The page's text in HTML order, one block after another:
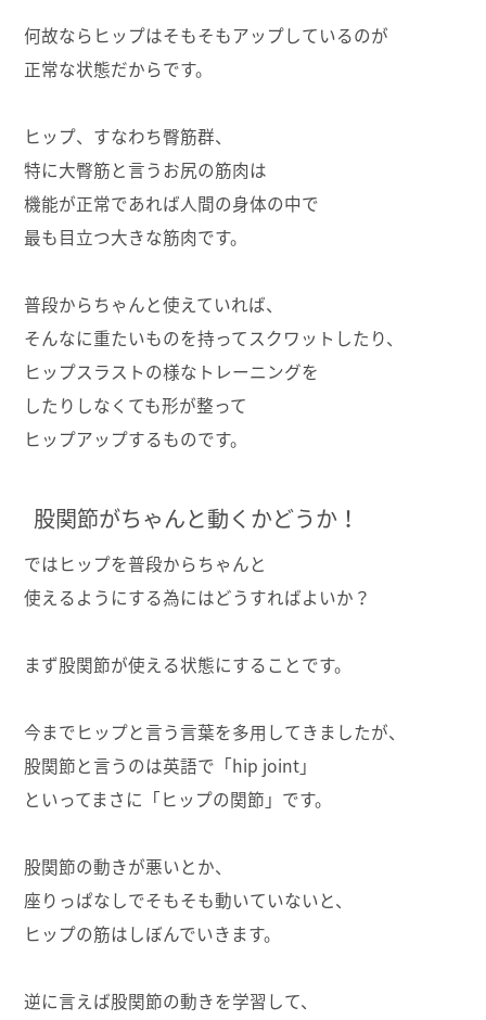
何故ならヒップはそもそもアップしているのが
正常な状態だからです。
ヒップ、すなわち臀筋群、
特に大臀筋と言うお尻の筋肉は
機能が正常であれば人間の身体の中で
最も目立つ大きな筋肉です。
普段からちゃんと使えていれば、
そんなに重たいものを持ってスクワットしたり、
ヒップスラストの様なトレーニングを
したりしなくても形が整って
ヒップアップするものです。
股関節がちゃんと動くかどうか！
ではヒップを普段からちゃんと
使えるようにする為にはどうすればよいか？
まず股関節が使える状態にすることです。
今までヒップと言う言葉を多用してきましたが、
股関節と言うのは英語で「hip joint」
といってまさに「ヒップの関節」です。
股関節の動きが悪いとか、
座りっぱなしでそもそも動いていないと、
ヒップの筋はしぼんでいきます。
逆に言えば股関節の動きを学習して、